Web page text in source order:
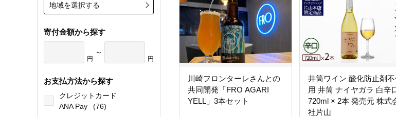
地域を選択する
寄付金額から探す
円
～
円
お支払方法から探す
クレジットカード
ANA Pay
(76)
川崎フロンターレさんとの
共同開発「FRO AGARI
YELL」3本セット
井筒ワイン 酸化防止剤不
用 井筒 ナイヤガラ 白辛
720ml × 2本 発売元 株式
社片山